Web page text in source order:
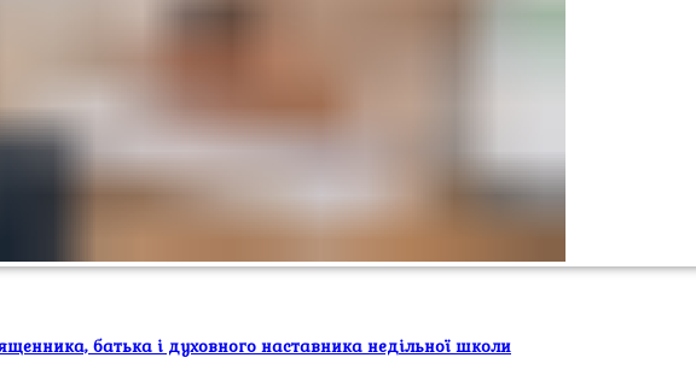
батька і духовного наставника недільної школи